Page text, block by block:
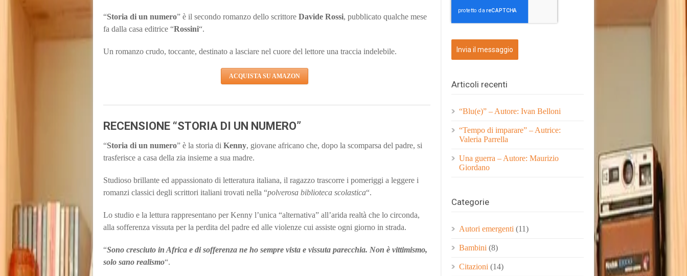
“Storia di un numero” è il secondo romanzo dello scrittore Davide Rossi, pubblicato qualche mese
fa dalla casa editrice “Rossini“.
Un romanzo crudo, toccante, destinato a lasciare nel cuore del lettore una traccia indelebile.
ACQUISTA SU AMAZON
RECENSIONE “STORIA DI UN NUMERO”
“Storia di un numero” è la storia di Kenny, giovane africano che, dopo la scomparsa del padre, si
trasferisce a casa della zia insieme a sua madre.
Studioso brillante ed appassionato di letteratura italiana, il ragazzo trascorre i pomeriggi a leggere i
romanzi classici degli scrittori italiani trovati nella “polverosa biblioteca scolastica“.
Lo studio e la lettura rappresentano per Kenny l’unica “alternativa” all’arida realtà che lo circonda,
alla sofferenza vissuta per la perdita del padre ed alle violenze cui assiste ogni giorno in strada.
“Sono cresciuto in Africa e di sofferenza ne ho sempre vista e vissuta parecchia. Non è vittimismo,
solo sano realismo“.
Invia il messaggio
Articoli recenti
“Blu(e)” – Autore: Ivan Belloni
“Tempo di imparare” – Autrice:
Valeria Parrella
Una guerra – Autore: Maurizio
Giordano
Categorie
Autori emergenti (11)
Bambini (8)
Citazioni (14)